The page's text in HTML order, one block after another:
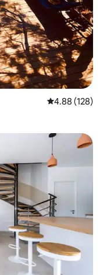
평점 4.88점(5
4.88 (128)